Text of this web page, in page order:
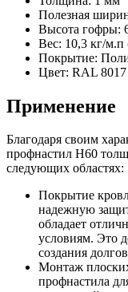
Полезная
Высота гофры:
Вес: 10,3 кг/м.п
Покрытие:
Цвет: RAL
Применение
Благодаря своим
профнастил Н60
следующих областях:
Покрытие
надежную
обладает
условиям. Это
создания
Монтаж
профнастила